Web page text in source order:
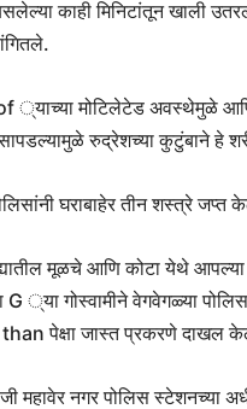
काही मिनिटांतून खाली
of ्याच्या मोटिलेटेड अवस्थेमुळे
रुद्रेशच्या कुटुंबाने हे
घराबाहेर तीन शस्त्रे जप्त
मूळचे आणि कोटा येथे
G ्या गोस्वामीने वेगवेगळ्या
than पेक्षा जास्त प्रकरणे दाखल
महावेर नगर पोलिस स्टेशनच्या